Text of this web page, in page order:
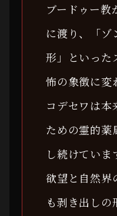
ブードゥー教
に渡り、「ゾ
形」といった
怖の象徴に変
コデセワは本
ための霊的薬
し続けてい
欲望と自然界
も剥き出し